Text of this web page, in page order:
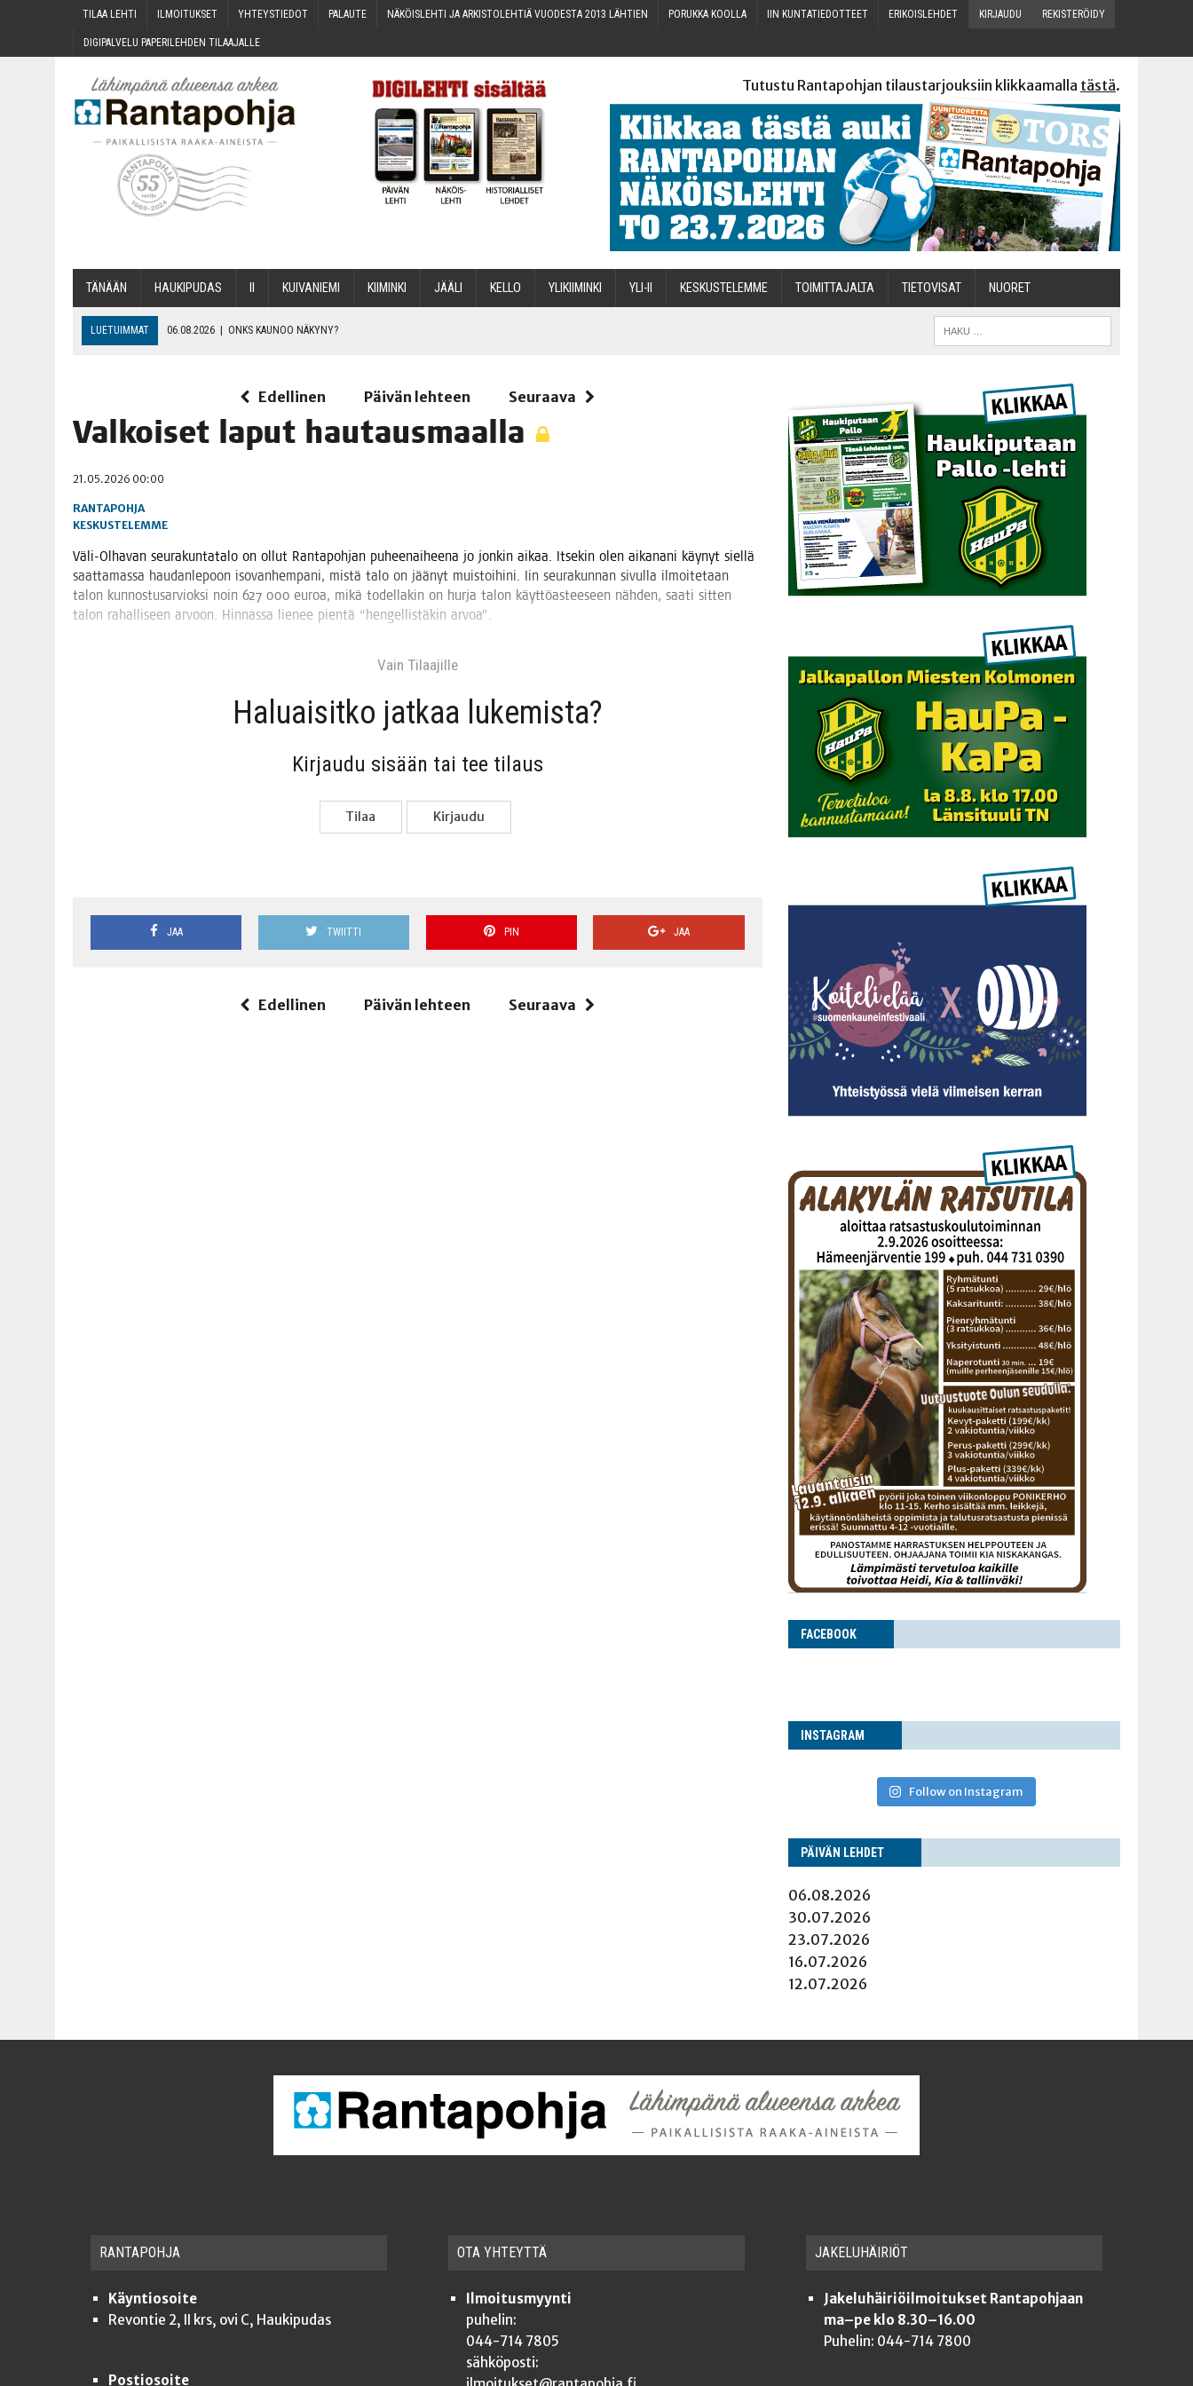
TILAA LEH­TI ILMOI­TUK­SET YHTEYS­TIE­DOT PALAU­TE NÄKÖIS­LEH­TI JA ARKIS­TO­LEH­TIÄ VUO­DES­TA 2013 LÄHTIEN PORUK­KA KOOLLA IIN KUN­TA­TIE­DOT­TEET ERI­KOIS­LEH­DET KIR­JAU­DU REKIS­TE­RÖI­DY
DIGI­PAL­VE­LU PAPE­RI­LEH­DEN TILAAJALLE
Tutustu Rantapohjan tilaustarjouksiin klikkaamalla tästä.
TÄNÄÄN HAU­KI­PU­DAS KUI­VA­NIE­MI KII­MIN­KI JÄÄ­LI KEL­LO YLI­KII­MIN­KI YLI-II KES­KUS­TE­LEM­ME TOI­MIT­TA­JAL­TA TIETOVISAT NUO­RET
LUETUIMMAT 06.08.2026 | ONKS KAU­NOO NÄKYNY?
OPIN­TOI­HIN KAN­SA­LAIS­OPIS­TOS­SA VOI SAA­DA AVUSTUSTA
06.08.2026 TOI­VEI­DEN KOTI IISTÄ!
06.08.2026 | KII­MIN­KI­PÄI­VÄT JÄR­JES­TE­TÄÄN PERIN­TEI­TÄ KUNNIOITTAEN
Edellinen Päivän lehteen Seuraava
Val­koi­set laput hautausmaalla
21.05.2026 00:00
RANTAPOHJA
KESKUSTELEMME
Väli-Olha­van seu­ra­kun­ta­ta­lo on ollut Ran­ta­poh­jan puhee­nai­hee­na jo jon­kin aikaa. Itse­kin olen aika­na­ni käy­nyt siel­lä
saat­ta­mas­sa hau­dan­le­poon iso­van­hem­pa­ni, mis­tä talo on jää­nyt muis­toi­hi­ni. Iin seu­ra­kun­nan sivul­la ilmoi­te­taan
talon kun­nos­tusar­viok­si noin 627 000 euroa, mikä todel­la­kin on hur­ja talon käyt­tö­as­tee­seen näh­den, saa­ti sit­ten
talon rahal­li­seen arvoon. Hin­nas­sa lie­nee pien­tä “hen­gel­lis­tä­kin arvoa”.
Vain Tilaa­jil­le
Haluai­sit­ko jat­kaa lukemista?
Kir­jau­du sisään tai tee tilaus
Tilaa Kir­jau­du
JAA TWIITTI PIN JAA
Edellinen Päivän lehteen Seuraava
FACE­BOOK
INS­TA­GRAM
Follow on Instagram
PÄI­VÄN LEHDET
06.08.2026
30.07.2026
23.07.2026
16.07.2026
12.07.2026
RAN­TA­POH­JA
Käyntiosoite
Revontie 2, II krs, ovi C, Haukipudas
Postiosoite
OTA YHTEYT­TÄ
Ilmoitusmyynti
puhelin:
044-714 7805
sähköposti:
JAKE­LU­HÄI­RIÖT
Jakeluhäiriöilmoitukset Rantapohjaan
ma–pe klo 8.30–16.00
Puhelin: 044-714 7800